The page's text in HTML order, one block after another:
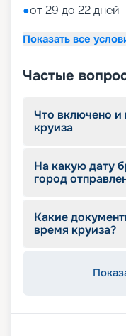
●от 29 до 22 дней
Показать все
Частые
Что включено и
круиза
На какую дату
город
Какие
время круиза?